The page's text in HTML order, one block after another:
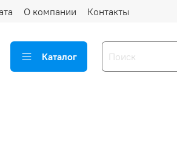
О компании Контакты
Каталог